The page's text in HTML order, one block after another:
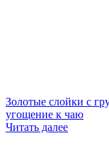
Золотые слойки с
угощение к чаю
Читать далее